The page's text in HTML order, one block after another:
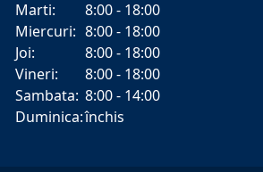
Marti:
8:00 - 18:00
Miercuri: 8:00 - 18:00
Joi:
8:00 - 18:00
Vineri:
8:00 - 18:00
Sambata: 8:00 - 14:00
Duminica:închis